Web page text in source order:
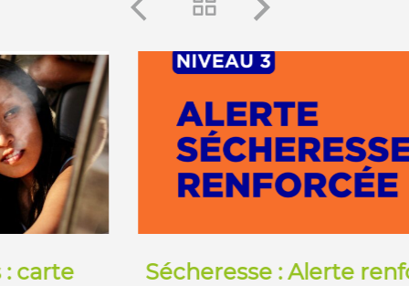
Sécheresse : Alerte renforcée